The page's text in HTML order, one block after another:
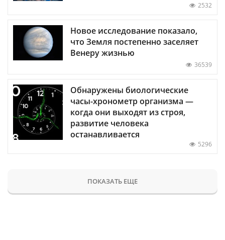
2532
Новое исследование показало,
что Земля постепенно заселяет
Венеру жизнью
36539
Обнаружены биологические
часы-хронометр организма —
когда они выходят из строя,
развитие человека
останавливается
5296
ПОКАЗАТЬ ЕЩЕ